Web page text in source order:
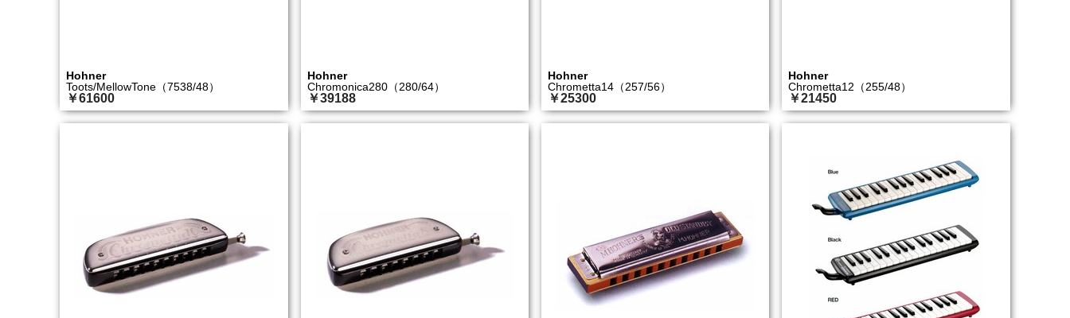
Hohner
Toots/MellowTone（7538/48）
￥61600
Hohner
Chromonica280（280/64）
￥39188
Hohner
Chrometta14（257/56）
￥25300
Hohner
Chrometta12（255/48）
￥21450